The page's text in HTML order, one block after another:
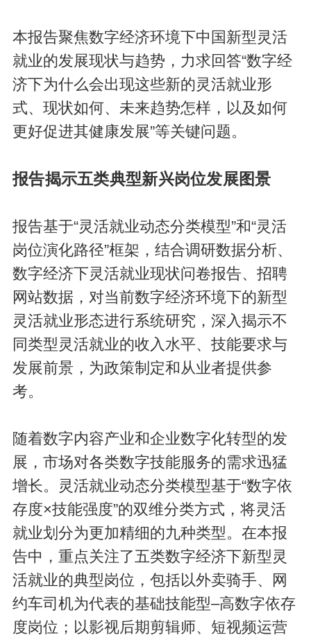
本报告聚焦数字经济环境下中国新型灵活
就业的发展现状与趋势，力求回答“数字经
济下为什么会出现这些新的灵活就业形
式、现状如何、未来趋势怎样，以及如何
更好促进其健康发展”等关键问题。
报告揭示五类典型新兴岗位发展图景
报告基于“灵活就业动态分类模型”和“灵活
岗位演化路径”框架，结合调研数据分析、
数字经济下灵活就业现状问卷报告、招聘
网站数据，对当前数字经济环境下的新型
灵活就业形态进行系统研究，深入揭示不
同类型灵活就业的收入水平、技能要求与
发展前景，为政策制定和从业者提供参
考。
随着数字内容产业和企业数字化转型的发
展，市场对各类数字技能服务的需求迅猛
增长。灵活就业动态分类模型基于“数字依
存度×技能强度”的双维分类方式，将灵活
就业划分为更加精细的九种类型。在本报
告中，重点关注了五类数字经济下新型灵
活就业的典型岗位，包括以外卖骑手、网
约车司机为代表的基础技能型–高数字依存
度岗位；以影视后期剪辑师、短视频运营